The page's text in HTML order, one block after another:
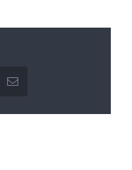
Email